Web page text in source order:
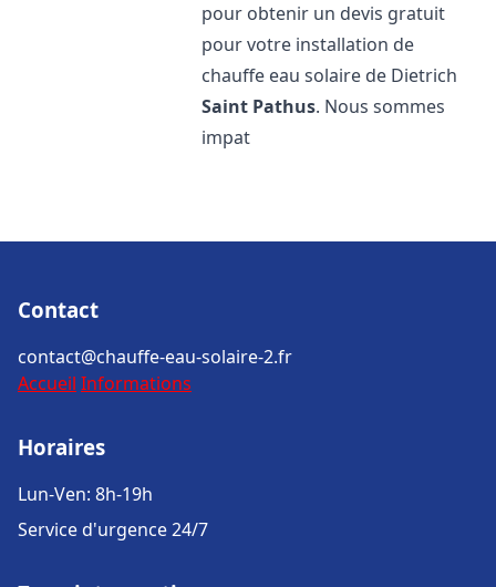
pour obtenir un devis gratuit
pour votre installation de
chauffe eau solaire de Dietrich
Saint Pathus. Nous sommes
impat
Contact
contact@chauffe-eau-solaire-2.fr
Accueil Informations
Horaires
Lun-Ven: 8h-19h
Service d'urgence 24/7